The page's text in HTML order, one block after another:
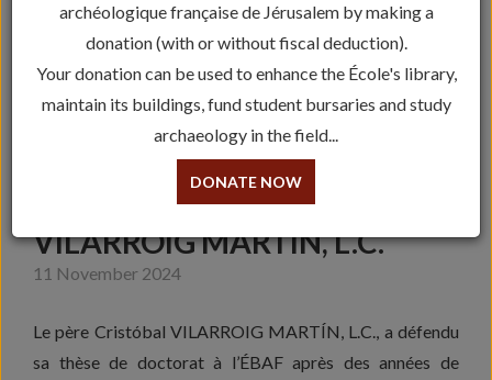
SOUTENANCE DE THÈSE
RÉUSSIE PAR P. CRISTÓBAL
VILARROIG MARTÍN, L.C.
11 November 2024
Le père Cristóbal VILARROIG MARTÍN, L.C., a défendu
sa thèse de doctorat à l’ÉBAF après des années de
archéologique française de Jérusalem by making a
donation (with or without fiscal deduction).
Your donation can be used to enhance the École's library,
maintain its buildings, fund student bursaries and study
archaeology in the field...
DONATE NOW